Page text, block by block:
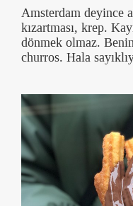
Amsterdam deyince
kızartması, krep.
dönmek olmaz.
churros. Hala